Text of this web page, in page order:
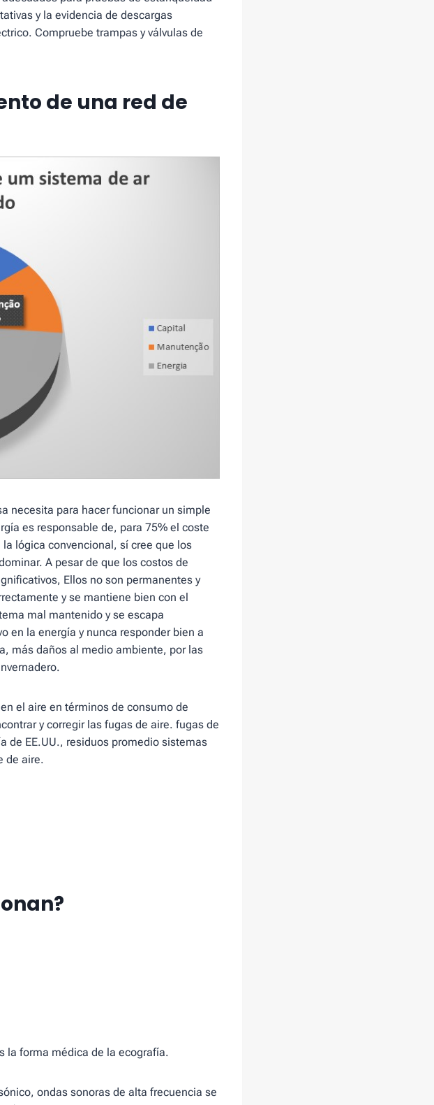
y la evidencia de descargas
Compruebe trampas y válvulas de
de una red de
necesita para hacer funcionar un simple
es responsable de, para 75% el coste
lógica convencional, sí cree que los
A pesar de que los costos de
Ellos no son permanentes y
y se mantiene bien con el
mal mantenido y se escapa
en la energía y nunca responder bien a
más daños al medio ambiente, por las
el aire en términos de consumo de
y corregir las fugas de aire. fugas de
de EE.UU., residuos promedio sistemas
de aire.
la forma médica de la ecografía.
ondas sonoras de alta frecuencia se